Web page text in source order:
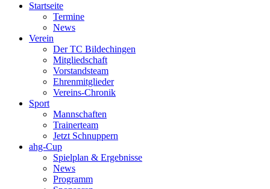
Startseite
Termine
News
Verein
Der TC Bildechingen
Mitgliedschaft
Vorstandsteam
Ehrenmitglieder
Vereins-Chronik
Sport
Mannschaften
Trainerteam
Jetzt Schnuppern
ahg-Cup
Spielplan & Ergebnisse
News
Programm